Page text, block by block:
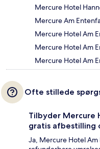
Mercure Hotel
Mercure Am
Mercure Hotel Am
Mercure Hotel Am
Mercure Hotel Am
Ofte stillede
Tilbyder Mercure
gratis afbestilling
Ja, Mercure Hotel